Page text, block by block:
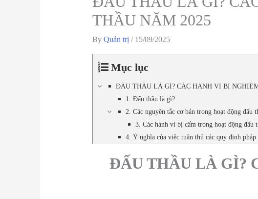
THẦU NĂM 2025
By Quản trị / 15/09/2025
Mục lục
ĐẤU THẦU LÀ GÌ? CÁC HÀNH VI BỊ
1. Đấu thầu là gì?
2. Các nguyên tắc cơ bản trong hoạt động đấu
3. Các hành vi bị cấm trong hoạt động đấu
4. Ý nghĩa của việc tuân thủ các quy định pháp
ĐẤU THẦU LÀ GÌ?